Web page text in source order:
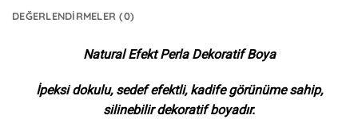
DEĞERLENDIRMELER (0)
Natural Efekt Perla Dekoratif Boya
İpeksi dokulu, sedef efektli, kadife görünüme sahip,
silinebilir dekoratif boyadır.